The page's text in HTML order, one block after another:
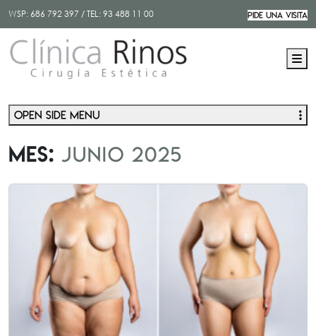
WSP: 686 792 397 / TEL:93 488 11 00 PIDE UNA VISITA
Mes: junio 2025
Open side menu